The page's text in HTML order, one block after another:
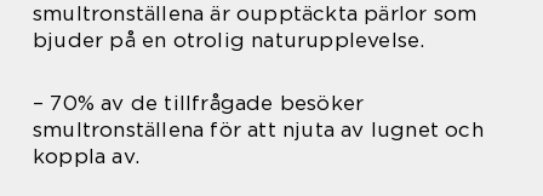
smultronställena är oupptäckta pärlor som
bjuder på en otrolig naturupplevelse.
– 70% av de tillfrågade besöker
smultronställena för att njuta av lugnet och
koppla av.